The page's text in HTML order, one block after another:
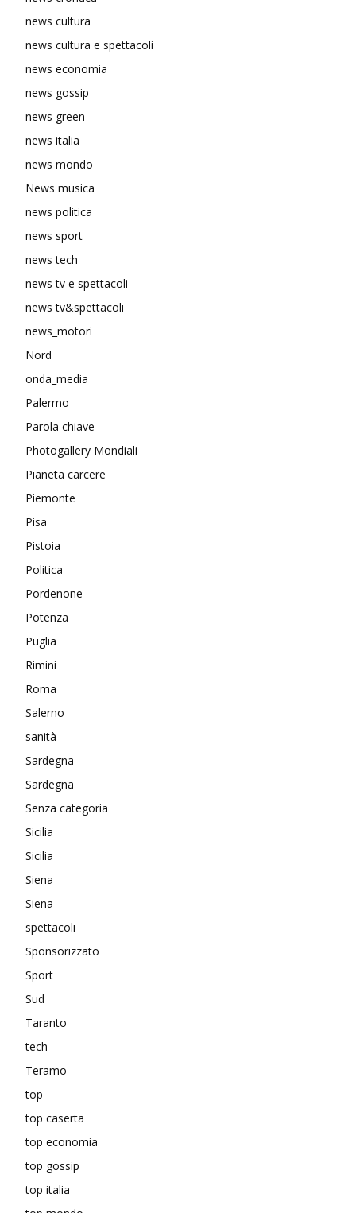
news cultura
news cultura e spettacoli
news economia
news gossip
news green
news italia
news mondo
News musica
news politica
news sport
news tech
news tv e spettacoli
news tv&spettacoli
news_motori
Nord
onda_media
Palermo
Parola chiave
Photogallery Mondiali
Pianeta carcere
Piemonte
Pisa
Pistoia
Politica
Pordenone
Potenza
Puglia
Rimini
Roma
Salerno
sanità
Sardegna
Sardegna
Senza categoria
Sicilia
Sicilia
Siena
Siena
spettacoli
Sponsorizzato
Sport
Sud
Taranto
tech
Teramo
top
top caserta
top economia
top gossip
top italia